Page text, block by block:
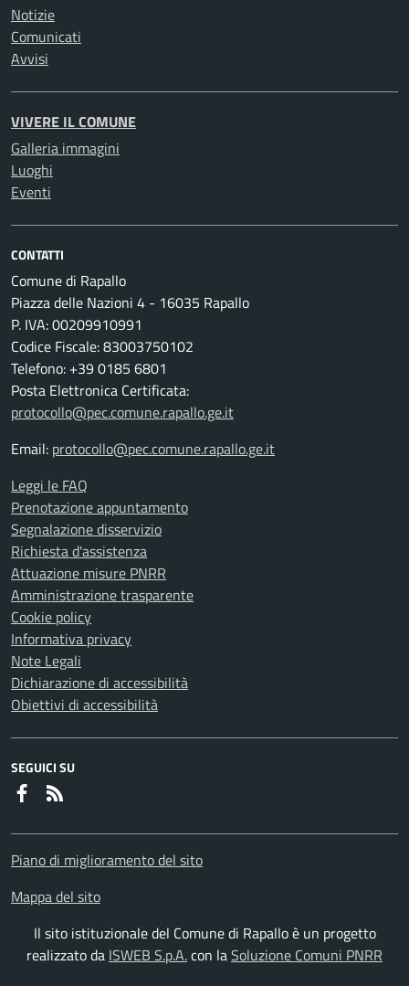
Notizie
Comunicati
Avvisi
VIVERE IL COMUNE
Galleria immagini
Luoghi
Eventi
CONTATTI
Comune di Rapallo
Piazza delle Nazioni 4 - 16035 Rapallo
P. IVA: 00209910991
Codice Fiscale: 83003750102
Telefono: +39 0185 6801
Posta Elettronica Certificata:
protocollo@pec.comune.rapallo.ge.it
Email: protocollo@pec.comune.rapallo.ge.it
Leggi le FAQ
Prenotazione appuntamento
Segnalazione disservizio
Richiesta d'assistenza
Attuazione misure PNRR
Amministrazione trasparente
Cookie policy
Informativa privacy
Note Legali
Dichiarazione di accessibilità
Obiettivi di accessibilità
SEGUICI SU
Faceboook
Piano di miglioramento del sito
Mappa del sito
Il sito istituzionale del Comune di Rapallo è un progetto
realizzato da ISWEB S.p.A.con laSoluzione Comuni PNRR